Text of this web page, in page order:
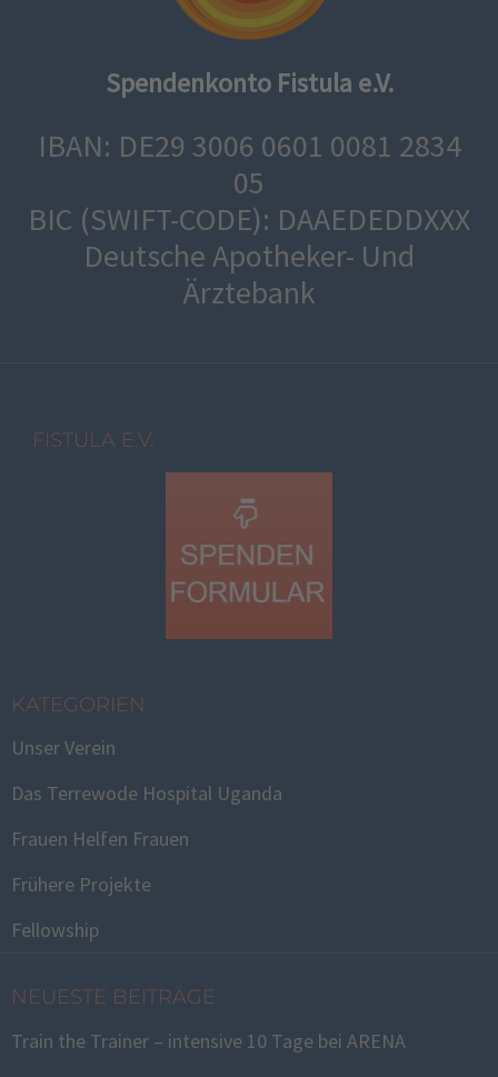
Spendenkonto Fistula e.V.
IBAN: DE29 3006 0601 0081 2834
05
BIC (SWIFT-CODE): DAAEDEDDXXX
Deutsche Apotheker- Und
Ärztebank
FISTULA E.V.
KATEGORIEN
Unser Verein
Das Terrewode Hospital Uganda
Frauen Helfen Frauen
Frühere Projekte
Fellowship
NEUESTE BEITRÄGE
Train the Trainer – intensive 10 Tage bei ARENA